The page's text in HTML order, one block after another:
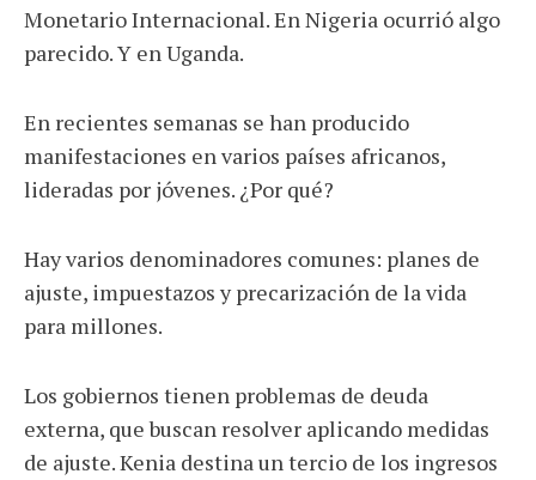
Monetario Internacional. En Nigeria ocurrió algo
parecido. Y en Uganda.
En recientes semanas se han producido
manifestaciones en varios países africanos,
lideradas por jóvenes. ¿Por qué?
Hay varios denominadores comunes: planes de
ajuste, impuestazos y precarización de la vida
para millones.
Los gobiernos tienen problemas de deuda
externa, que buscan resolver aplicando medidas
de ajuste. Kenia destina un tercio de los ingresos